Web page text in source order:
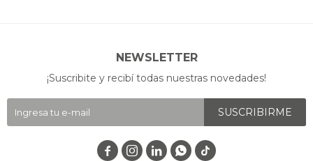
NEWSLETTER
¡Suscribite y recibí todas nuestras novedades!
SUSCRIBIRME
   